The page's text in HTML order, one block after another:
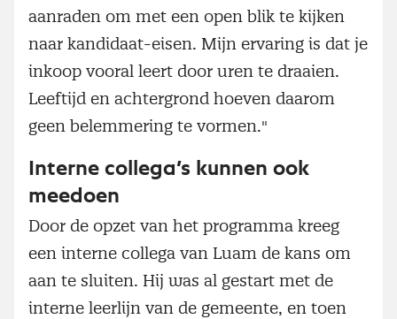
aanraden om met een open blik te kijken
naar kandidaat-eisen. Mijn ervaring is dat je
inkoop vooral leert door uren te draaien.
Leeftijd en achtergrond hoeven daarom
geen belemmering te vormen."
Interne collega’s kunnen ook
meedoen
Door de opzet van het programma kreeg
een interne collega van Luam de kans om
aan te sluiten. Hij was al gestart met de
interne leerlijn van de gemeente, en toen